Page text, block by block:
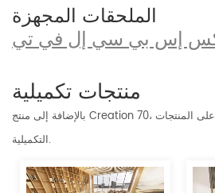
الملحقات المجهزة
إس بي سي إل في تي
منتجات تكميلية
بالإضافة إلى منتج Creation 70، نوصيك أيضًا بإلقاء نظرة على المنتجات
التكميلية.